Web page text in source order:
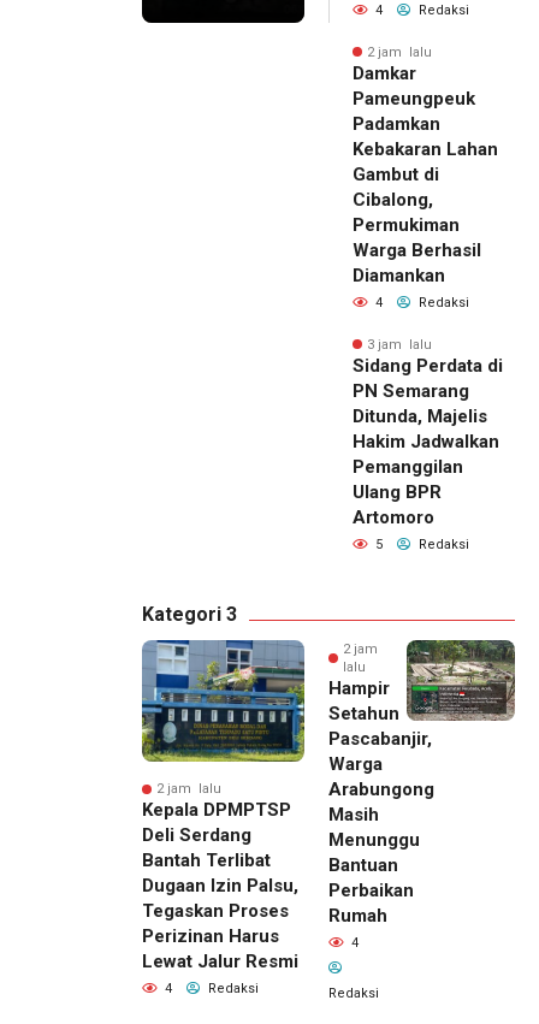
4 Redaksi
2 jam lalu
Damkar
Pameungpeuk
Padamkan
Kebakaran Lahan
Gambut di
Cibalong,
Permukiman
Warga Berhasil
Diamankan
4 Redaksi
3 jam lalu
Sidang Perdata di
PN Semarang
Ditunda, Majelis
Hakim Jadwalkan
Pemanggilan
Ulang BPR
Artomoro
5 Redaksi
Kategori 3
2 jam lalu
Kepala DPMPTSP
Deli Serdang
Bantah Terlibat
Dugaan Izin Palsu,
Tegaskan Proses
Perizinan Harus
Lewat Jalur Resmi
4 Redaksi
2 jam
lalu
Hampir
Setahun
Pascabanjir,
Warga
Arabungong
Masih
Menunggu
Bantuan
Perbaikan
Rumah
4
Redaksi